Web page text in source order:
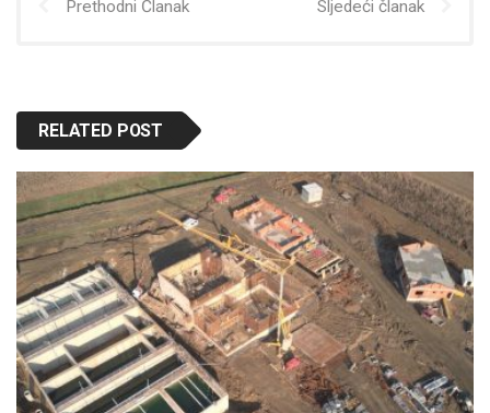
Prethodni Članak Sljedeći članak
RELATED POST